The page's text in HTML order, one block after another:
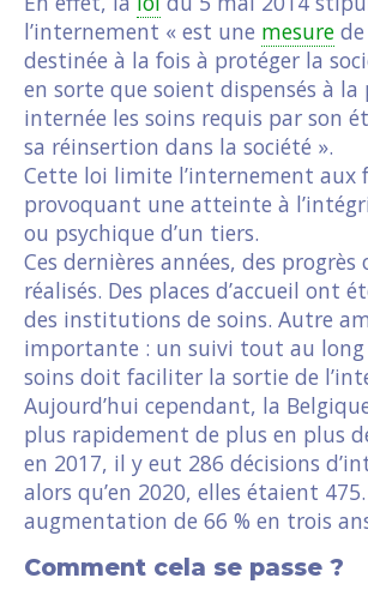
l’internement « est une mesure
destinée à la fois à protéger la
en sorte que soient dispensés à la
internée les soins requis par son
sa réinsertion dans la société ».
Cette loi limite l’internement aux
provoquant une atteinte à
ou psychique d’un tiers.
Ces dernières années, des
réalisés. Des places d’accueil ont
des institutions de soins. Autre
importante : un suivi tout au
soins doit faciliter la sortie de
Aujourd’hui cependant, la
plus rapidement de plus en plus
en 2017, il y eut 286 décisions
alors qu’en 2020, elles étaient
augmentation de 66 % en trois
Comment cela se passe ?